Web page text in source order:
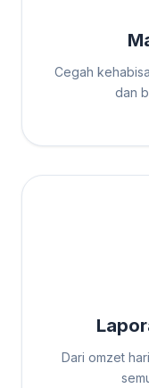
Cegah
dan
Dari omzet